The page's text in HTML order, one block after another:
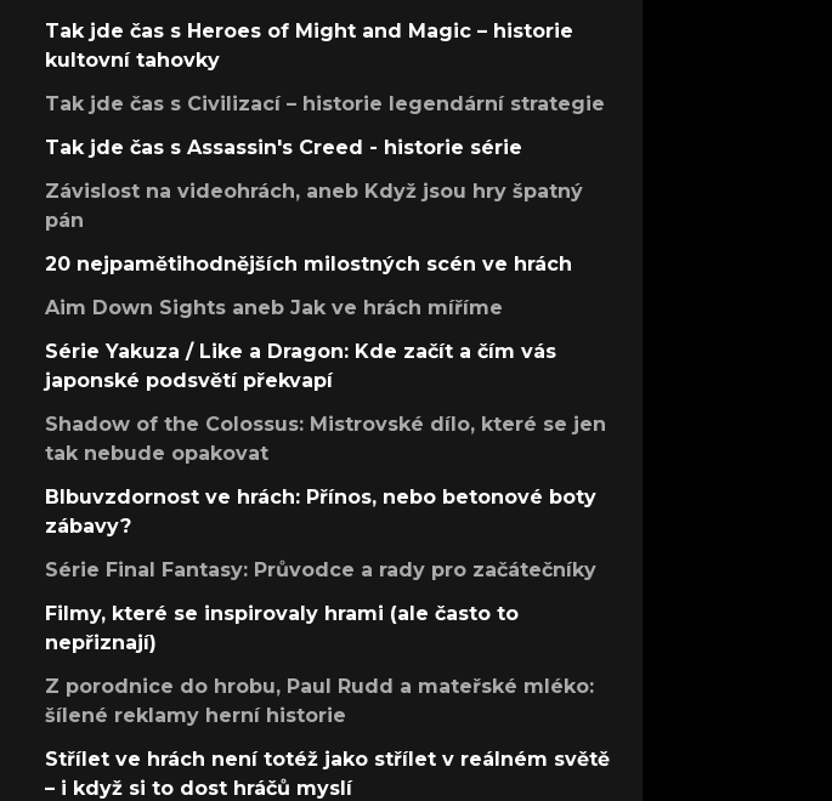
Tak jde čas s Heroes of Might and Magic – historie
kultovní tahovky
Tak jde čas s Civilizací – historie legendární strategie
Tak jde čas s Assassin's Creed - historie série
Závislost na videohrách, aneb Když jsou hry špatný
pán
20 nejpamětihodnějších milostných scén ve hrách
Aim Down Sights aneb Jak ve hrách míříme
Série Yakuza / Like a Dragon: Kde začít a čím vás
japonské podsvětí překvapí
Shadow of the Colossus: Mistrovské dílo, které se jen
tak nebude opakovat
Blbuvzdornost ve hrách: Přínos, nebo betonové boty
zábavy?
Série Final Fantasy: Průvodce a rady pro začátečníky
Filmy, které se inspirovaly hrami (ale často to
nepřiznají)
Z porodnice do hrobu, Paul Rudd a mateřské mléko:
šílené reklamy herní historie
Střílet ve hrách není totéž jako střílet v reálném světě
– i když si to dost hráčů myslí